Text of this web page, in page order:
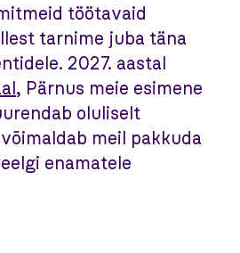
töötavaid
tarnime juba täna
2027. aastal
, Pärnus meie esimene
oluliselt
meil pakkuda
enamatele